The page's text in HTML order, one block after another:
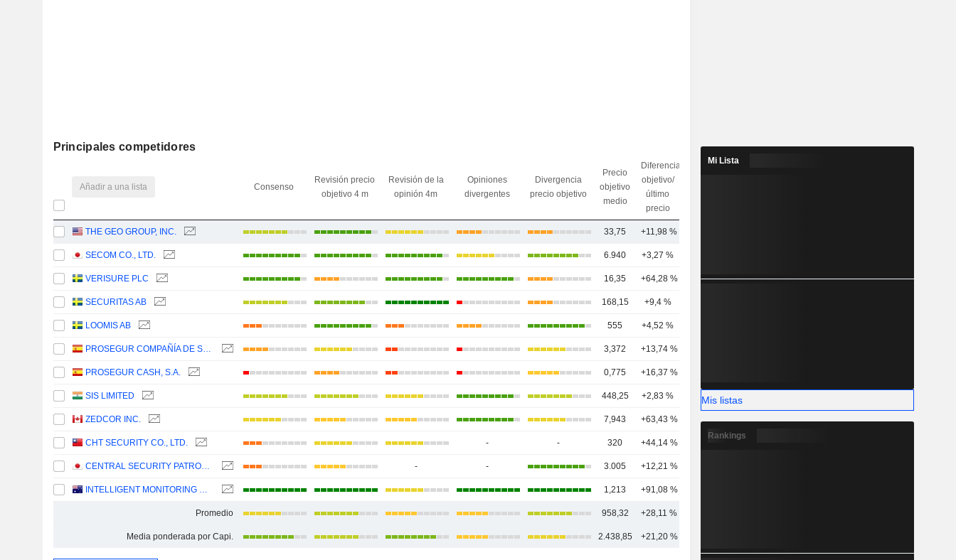
Principales competidores
Añadir a una lista Consenso
Revisión precio
objetivo 4 m
Revisión de la
opinión 4m
Opiniones
divergentes
Divergencia
precio objetivo
Precio
objetivo
medio
Diferencia
objetivo/
último
precio
THE GEO GROUP, INC. 33,75 +11,98 %
SECOM CO., LTD. 6.940 +3,27 %
VERISURE PLC 16,35 +64,28 % 11
SECURITAS AB 168,15 +9,4 %
LOOMIS AB 555 +4,52 %
PROSEGUR COMPAÑÍA DE SEGURIDAD, S.A. 3,372 +13,74 %
PROSEGUR CASH, S.A. 0,775 +16,37 %
SIS LIMITED 448,25 +2,83 % 4
ZEDCOR INC. 7,943 +63,43 % 7
CHT SECURITY CO., LTD. - - 320 +44,14 %
CENTRAL SECURITY PATROLS CO., LTD. - - 3.005 +12,21 %
INTELLIGENT MONITORING GROUP LIMITED 1,213 +91,08 %
Promedio 958,32 +28,11 %
Media ponderada por Capi. 2.438,85 +21,20 %
Mi Lista
Mis listas
Rankings